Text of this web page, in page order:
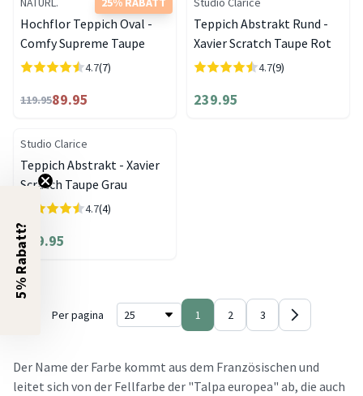
Hochflor Teppich Oval -
Comfy Supreme Taupe
4.7(7)
119.9589.95
Teppich Abstrakt Rund -
Xavier Scratch Taupe Rot
4.7(9)
239.95
Studio Clarice
Teppich Abstrakt - Xavier
Scratch Taupe Grau
4.7(4)
229.95
Per pagina 1 2 3
Der Name der Farbe kommt aus dem Französischen und
leitet sich von der Fellfarbe der "Talpa europea" ab, die auch
5% Rabatt?